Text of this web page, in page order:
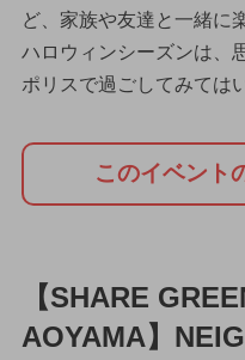
ど、家族や友達と一緒に
ハロウィンシーズンは、
ポリスで過ごしてみては
このイベント
【SHARE
AOYAMA】